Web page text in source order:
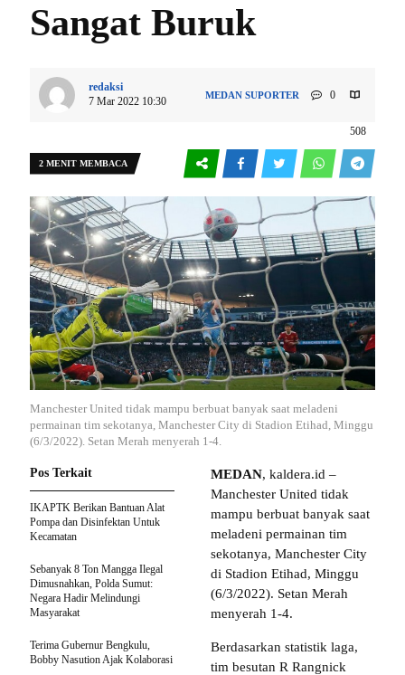
Sangat Buruk
redaksi
7 Mar 2022 10:30
MEDAN SUPORTER 0
508
2 MENIT MEMBACA
Manchester United tidak mampu berbuat banyak saat meladeni
permainan tim sekotanya, Manchester City di Stadion Etihad, Minggu
(6/3/2022). Setan Merah menyerah 1-4.
MEDAN, kaldera.id –
Manchester United tidak
mampu berbuat banyak saat
meladeni permainan tim
sekotanya, Manchester City
di Stadion Etihad, Minggu
(6/3/2022). Setan Merah
menyerah 1-4.
Berdasarkan statistik laga,
tim besutan R Rangnick
Pos Terkait
IKAPTK Berikan Bantuan Alat
Pompa dan Disinfektan Untuk
Kecamatan
Sebanyak 8 Ton Mangga Ilegal
Dimusnahkan, Polda Sumut:
Negara Hadir Melindungi
Masyarakat
Terima Gubernur Bengkulu,
Bobby Nasution Ajak Kolaborasi